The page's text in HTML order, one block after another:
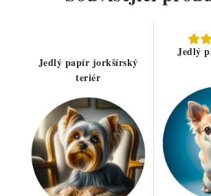
Jedlý papír jorkšírský
teriér
Jedlý